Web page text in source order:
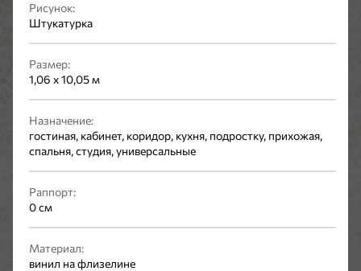
Рисунок:
Штукатурка
Размер:
1,06 x 10,05 м
Назначение:
гостиная, кабинет, коридор, кухня, подростку, прихожая,
спальня, студия, универсальные
Раппорт:
0 см
Материал:
винил на флизелине